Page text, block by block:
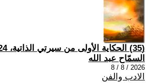
(35) الحكاية الأولى من سيرتي الذاتية، 24
السمّاح عبد الله
2026 / 8 / 8
الادب والفن